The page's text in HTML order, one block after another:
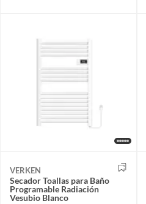
VERKEN
Secador Toallas para Baño
Programable Radiación
Vesubio Blanco